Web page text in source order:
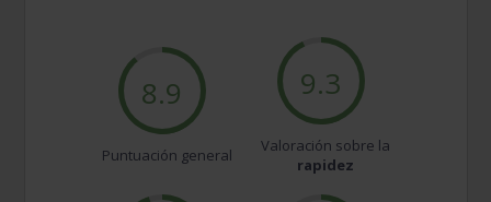
8.9
Puntuación general
9.3
Valoración sobre la
rapidez